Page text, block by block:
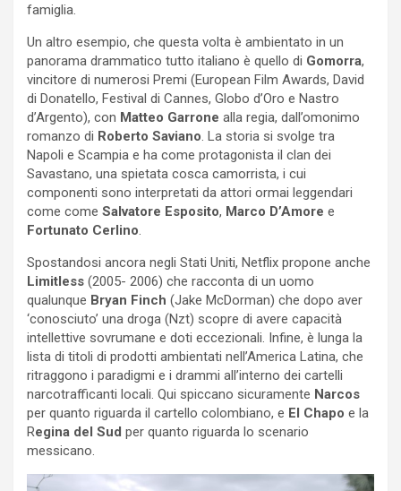
famiglia.
Un altro esempio, che questa volta è ambientato in un
panorama drammatico tutto italiano è quello di Gomorra,
vincitore di numerosi Premi (European Film Awards, David
di Donatello, Festival di Cannes, Globo d’Oro e Nastro
d’Argento), con Matteo Garrone alla regia, dall’omonimo
romanzo di Roberto Saviano. La storia si svolge tra
Napoli e Scampia e ha come protagonista il clan dei
Savastano, una spietata cosca camorrista, i cui
componenti sono interpretati da attori ormai leggendari
come come Salvatore Esposito, Marco D’Amore e
Fortunato Cerlino.
Spostandosi ancora negli Stati Uniti, Netflix propone anche
Limitless (2005- 2006) che racconta di un uomo
qualunque Bryan Finch (Jake McDorman) che dopo aver
‘conosciuto’ una droga (Nzt) scopre di avere capacità
intellettive sovrumane e doti eccezionali. Infine, è lunga la
lista di titoli di prodotti ambientati nell’America Latina, che
ritraggono i paradigmi e i drammi all’interno dei cartelli
narcotrafficanti locali. Qui spiccano sicuramente Narcos
per quanto riguarda il cartello colombiano, e El Chapo e la
Regina del Sud per quanto riguarda lo scenario
messicano.